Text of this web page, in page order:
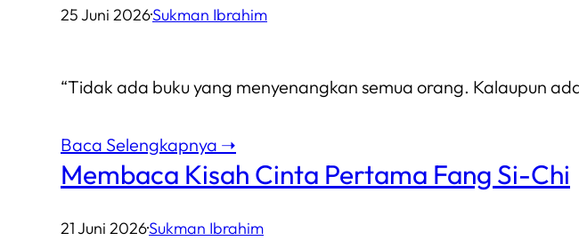
25 Juni 2026·Sukman Ibrahim
“Tidak ada buku yang menyenangkan semua orang. Kalaupun
Baca Selengkapnya ➝
Membaca Kisah Cinta Pertama Fang Si-Chi
21 Juni 2026·Sukman Ibrahim